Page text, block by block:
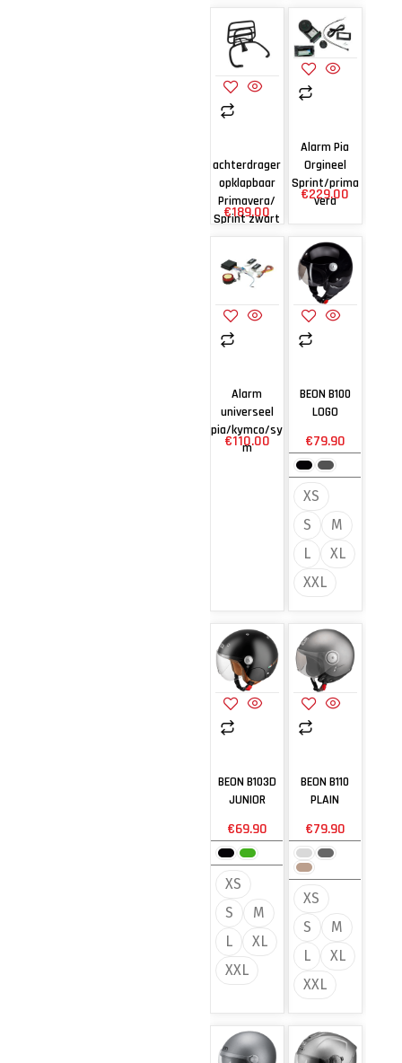
achterdrager
opklapbaar
Primavera/
Sprint zwart
€189.00
Alarm Pia
Orgineel
Sprint/prima
vera
€229.00
Alarm
universeel
pia/kymco/sy
m
€110.00
BEON B100
LOGO
€79.90
XS
S
M
L
XL
XXL
BEON B103D
JUNIOR
€69.90
XS
S
M
L
XL
XXL
BEON B110
PLAIN
€79.90
XS
S
M
L
XL
XXL